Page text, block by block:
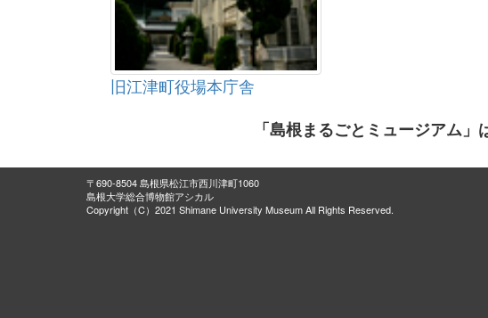
旧江津町役場本庁舎
「島根まるごとミュージアム
〒690-8504 島根県松江市西川津町1060
島根大学総合博物館アシカル
Copyright（C）2021 Shimane University Museum All Rights Reserved.